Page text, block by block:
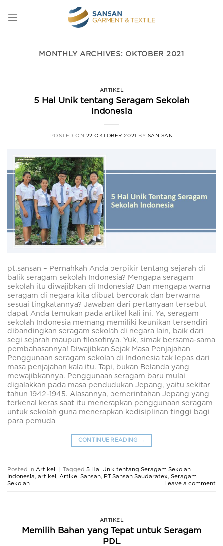
content
MONTHLY ARCHIVES: OKTOBER 2021
ARTIKEL
5 Hal Unik tentang Seragam Sekolah
Indonesia
POSTED ON 22 OKTOBER 2021 BY SAN SAN
pt.sansan – Pernahkah Anda berpikir tentang sejarah di
balik seragam sekolah Indonesia? Mengapa seragam
sekolah itu diwajibkan di Indonesia? Dan mengapa warna
seragam di negara kita dibuat bercorak dan berwarna
sesuai tingkatannya? Jawaban dari pertanyaan tersebut
dapat Anda temukan pada artikel kali ini. Ya, seragam
sekolah Indonesia memang memiliki keunikan tersendiri
dibandingkan seragam sekolah di negara lain, baik dari
segi sejarah maupun filosofinya. Yuk, simak bersama-sama
pembahasannya! Diwajibkan Sejak Masa Penjajahan
Penggunaan seragam sekolah di Indonesia tak lepas dari
masa penjajahan kala itu. Tapi, bukan Belanda yang
mewajibkannya. Penggunaan seragam baru mulai
digalakkan pada masa pendudukan Jepang, yaitu sekitar
tahun 1942-1945. Alasannya, pemerintahan Jepang yang
terkenal keras saat itu menerapkan penggunaan seragam
untuk sekolah guna menerapkan kedisiplinan tinggi bagi
para pemuda
CONTINUE READING →
Posted in Artikel Tagged 5 Hal Unik tentang Seragam Sekolah
Indonesia, artikel , Artikel Sansan, PT Sansan Saudaratex, Seragam
Sekolah
Leave a comment
ARTIKEL
Memilih Bahan yang Tepat untuk Seragam
PDL